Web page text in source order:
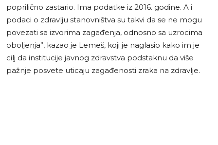
poprilično zastario. Ima podatke iz 2016. godine. A i
podaci o zdravlju stanovništva su takvi da se ne mogu
povezati sa izvorima zagađenja, odnosno sa uzrocima
oboljenja”, kazao je Lemeš, koji je naglasio kako im je
cilj da institucije javnog zdravstva podstaknu da više
pažnje posvete uticaju zagađenosti zraka na zdravlje.